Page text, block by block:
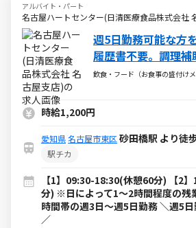
アルバイト・パート
名古屋ハートセンター(日清医療食品株式会社
週5日勤務可能な方
履歴書不要。調理
バイト）求人
飲食・フード（お食事の盛付け
時給1,200円
愛知県名古屋市東区 砂田橋駅 より徒
駅チカ
【1】09:30-18:30(休憩60分) 【2
分) ※日によって1～2時間程度の残
時間帯の週3日～週5日勤務 ＼週5
／